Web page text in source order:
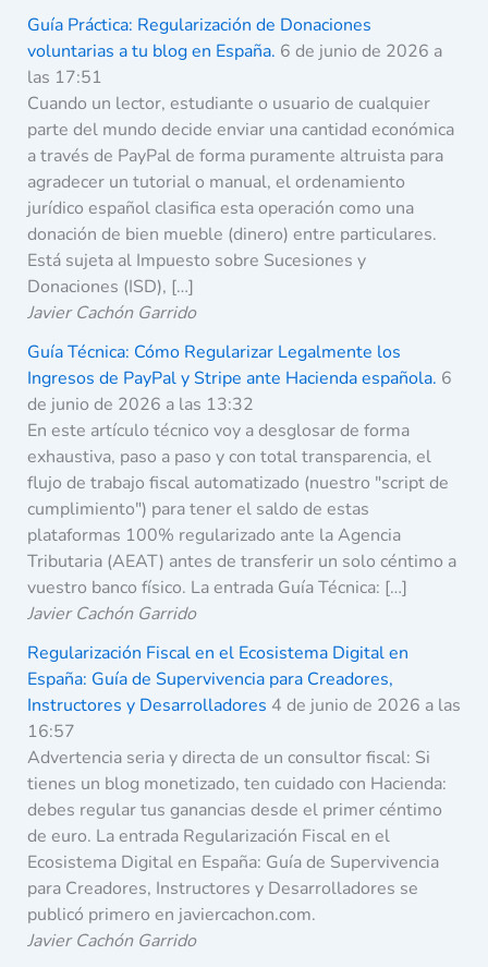
Guía Práctica: Regularización de Donaciones
voluntarias a tu blog en España. 6 de junio de 2026 a
las 17:51
Cuando un lector, estudiante o usuario de cualquier
parte del mundo decide enviar una cantidad económica
a través de PayPal de forma puramente altruista para
agradecer un tutorial o manual, el ordenamiento
jurídico español clasifica esta operación como una
donación de bien mueble (dinero) entre particulares.
Está sujeta al Impuesto sobre Sucesiones y
Donaciones (ISD), […]
Javier Cachón Garrido
Guía Técnica: Cómo Regularizar Legalmente los
Ingresos de PayPal y Stripe ante Hacienda española. 6
de junio de 2026 a las 13:32
En este artículo técnico voy a desglosar de forma
exhaustiva, paso a paso y con total transparencia, el
flujo de trabajo fiscal automatizado (nuestro "script de
cumplimiento") para tener el saldo de estas
plataformas 100% regularizado ante la Agencia
Tributaria (AEAT) antes de transferir un solo céntimo a
vuestro banco físico. La entrada Guía Técnica: […]
Javier Cachón Garrido
Regularización Fiscal en el Ecosistema Digital en
España: Guía de Supervivencia para Creadores,
Instructores y Desarrolladores 4 de junio de 2026 a las
16:57
Advertencia seria y directa de un consultor fiscal: Si
tienes un blog monetizado, ten cuidado con Hacienda:
debes regular tus ganancias desde el primer céntimo
de euro. La entrada Regularización Fiscal en el
Ecosistema Digital en España: Guía de Supervivencia
para Creadores, Instructores y Desarrolladores se
publicó primero en javiercachon.com.
Javier Cachón Garrido